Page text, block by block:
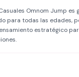
Omnom Jump es
para todas las edades,
estratégico